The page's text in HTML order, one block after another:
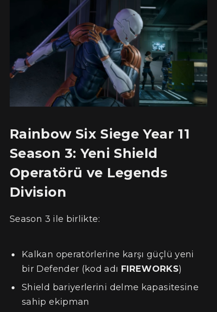
Rainbow Six Siege Year 11
Season 3: Yeni Shield
Operatörü ve Legends
Division
Season 3 ile birlikte:
Kalkan operatörlerine karşı güçlü yeni
bir Defender (kod adı FIREWORKS)
Shield bariyerlerini delme kapasitesine
sahip ekipman